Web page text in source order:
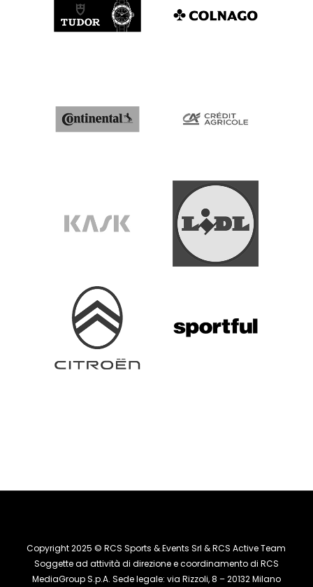
Copyright 2025 © RCS Sports & Events Srl & RCS Active Team
Soggette ad attività di direzione e coordinamento di RCS
MediaGroup S.p.A. Sede legale: via Rizzoli, 8 – 20132 Milano